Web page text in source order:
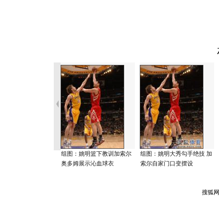
组图：姚明篮下教训加索尔
奥多姆展示沁血球衣
组图：姚明大秀勾手绝技 加
索尔自家门口变摆设